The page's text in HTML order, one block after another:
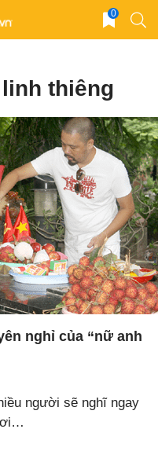
0
thiêng
nghỉ của “nữ anh
người sẽ nghĩ ngay